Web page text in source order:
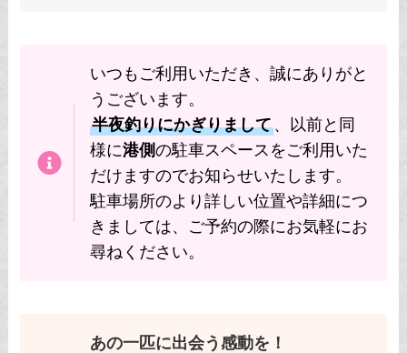
いつもご利用いただき、誠にありがと
うございます。
半夜釣りにかぎりまして、以前と同
様に港側の駐車スペースをご利用いた
だけますのでお知らせいたします。
駐車場所のより詳しい位置や詳細につ
きましては、ご予約の際にお気軽にお
尋ねください。
あの一匹に出会う感動を！